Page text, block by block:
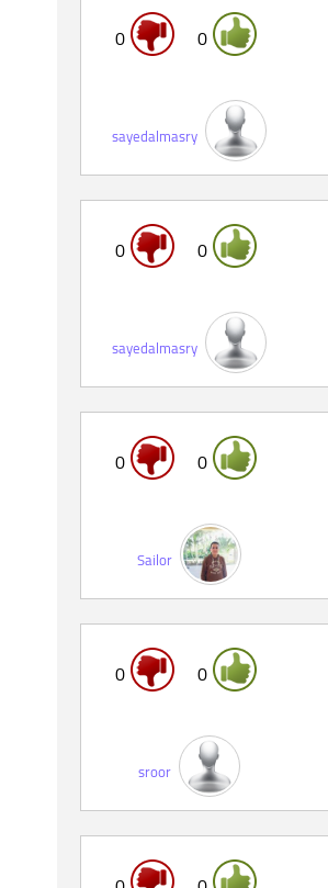
0 0
sayedalmasry
0 0
sayedalmasry
0 0
Sailor
0 0
sroor